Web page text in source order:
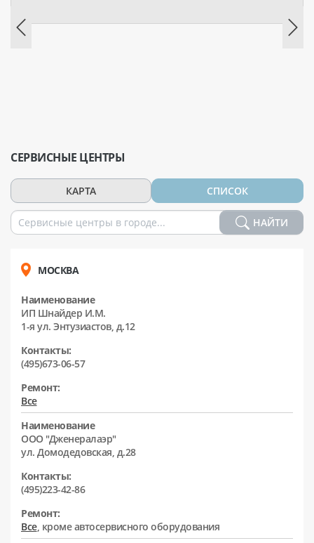
СЕРВИСНЫЕ ЦЕНТРЫ
КАРТА СПИСОК
НАЙТИ
МОСКВА
Наименование
ИП Шнайдер И.М.
1-я ул. Энтузиастов, д.12
Контакты:
(495)673-06-57
Ремонт:
Все
Наименование
ООО "Дженералаэр"
ул. Домодедовская, д.28
Контакты:
(495)223-42-86
Ремонт:
Все, кроме автосервисного оборудования